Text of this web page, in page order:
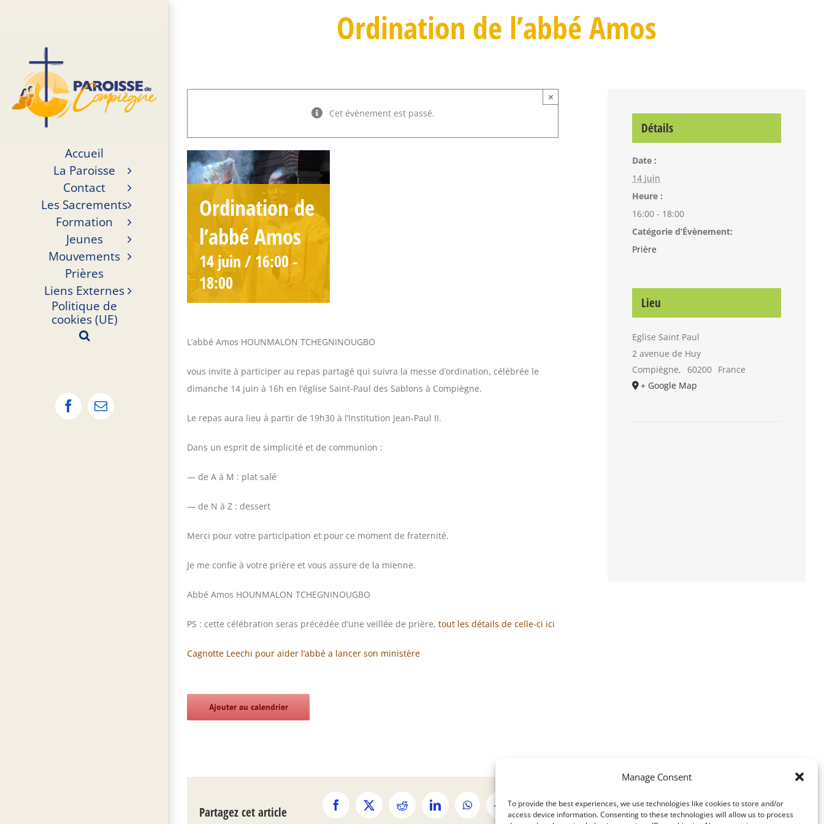
Manage Consent
To provide the best experiences, we use technologies like cookies to store and/or
access device information. Consenting to these technologies will allow us to process
Accueil
La Paroisse
Contact
Les Sacrements
Formation
Jeunes
Mouvements
Prières
Liens Externes
Politique de
cookies (UE)
Facebook
Email
Ordination de l’abbé Amos
Cet évènement est passé.
×
Ordination de
l’abbé Amos
14 juin / 16:00-
18:00
L’abbé Amos HOUNMALON TCHEGNINOUGBO
vous invite à participer au repas partagé qui suivra la messe d’ordination, célébrée le
dimanche 14 juin à 16h en l’église Saint-Paul des Sablons à Compiègne.
Le repas aura lieu à partir de 19h30 à l’Institution Jean-Paul II.
Dans un esprit de simplicité et de communion :
— de A à M : plat salé
— de N à Z : dessert
Merci pour votre participation et pour ce moment de fraternité.
Je me confie à votre prière et vous assure de la mienne.
Abbé Amos HOUNMALON TCHEGNINOUGBO
PS : cette célébration seras précédée d’une veillée de prière, tout les détails de celle-ci ici
Cagnotte Leechi pour aider l’abbé a lancer son ministère
Ajouter au calendrier
Partagez cet article
Facebook
X Reddit LinkedInWhatsAppTelegramTumblr
Détails
Date :
14 juin
Heure :
16:00 - 18:00
Catégorie d’Évènement:
Prière
Lieu
Eglise Saint Paul
2 avenue de Huy
Compiègne, 60200 France
+ Google Map